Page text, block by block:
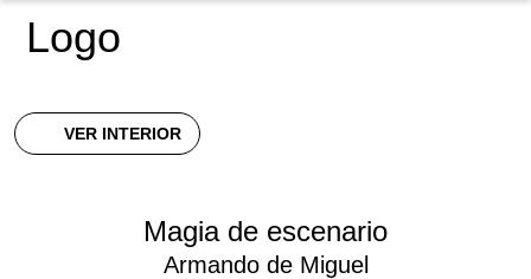
VER INTERIOR
Magia de escenario
Armando de Miguel